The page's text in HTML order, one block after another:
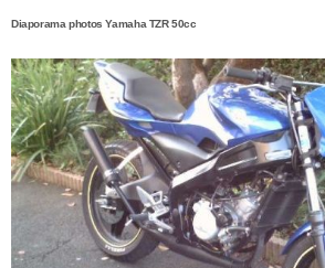
Diaporama photos Yamaha TZR 50cc